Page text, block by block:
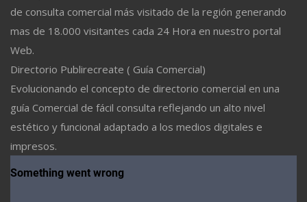
de consulta comercial más visitado de la región generando
mas de 18.000 visitantes cada 24 Hora en nuestro portal
Web.
Directorio Publirecreate ( Guía Comercial)
Evolucionando el concepto de directorio comercial en una
guía Comercial de fácil consulta reflejando un alto nivel
estético y funcional adaptado a los medios digitales e
impresos.